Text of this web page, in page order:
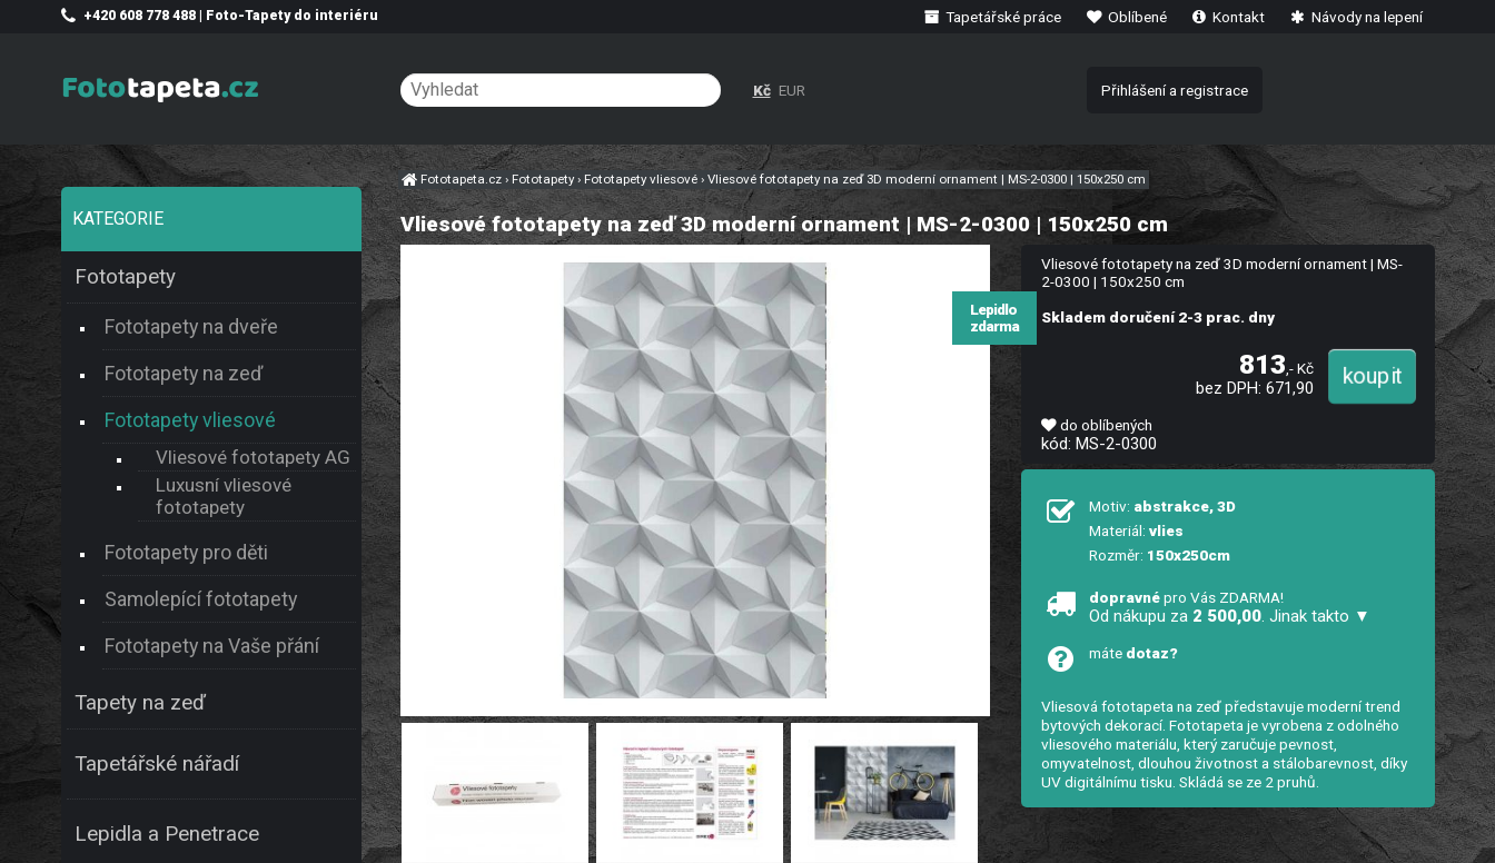
Vliesové fototapety na zeď 3D moderní ornament | MS-2-0300 | 150x250 cm
Vliesové fototapety na zeď 3D moderní ornament | MS-
2-0300 | 150x250 cm
Lepidlo
zdarma
Skladem doručení 2-3 prac. dny
813 ,- Kč
bez DPH: 671,90
do oblíbených
kód: MS-2-0300
Motiv: abstrakce, 3D
Materiál:vlies
Rozměr: 150x250cm
dopravnépro Vás ZDARMA!
Od nákupu za 2 500,00. Jinak takto ▼
máte dotaz?
Vliesová fototapeta na zeď představuje moderní trend
bytových dekorací. Fototapeta je vyrobena z odolného
vliesového materiálu, který zaručuje pevnost,
omyvatelnost, dlouhou životnost a stálobarevnost, díky
UV digitálnímu tisku. Skládá se ze 2 pruhů.
KATEGORIE
Fototapety
Fototapety na dveře
Fototapety na zeď
Fototapety vliesové
Vliesové fototapety AG
Luxusní vliesové
fototapety
Fototapety pro děti
Samolepící fototapety
Fototapety na Vaše přání
Tapety na zeď
Tapetářské nářadí
Lepidla a Penetrace
Tapetářské práce Oblíbené Kontakt Návody na lepení
Fototapeta.cz› Fototapety› Fototapety vliesové ›Vliesové fototapety na zeď 3D moderní ornament | MS-2-0300 | 150x250 cm
+420 608 778 488 | Foto-Tapety do interiéru
Kč EUR Přihlášení a registrace